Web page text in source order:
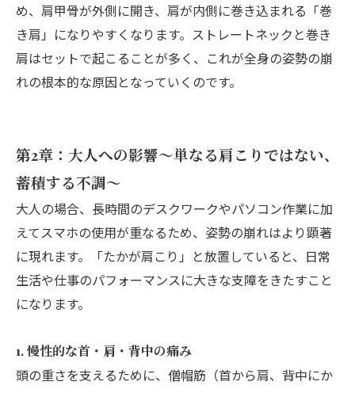
め、肩甲骨が外側に開き、肩が内側に巻き込まれる「巻
き肩」になりやすくなります。ストレートネックと巻き
肩はセットで起こることが多く、これが全身の姿勢の崩
れの根本的な原因となっていくのです。
第2章：大人への影響〜単なる肩こりではない、
蓄積する不調〜
大人の場合、長時間のデスクワークやパソコン作業に加
えてスマホの使用が重なるため、姿勢の崩れはより顕著
に現れます。「たかが肩こり」と放置していると、日常
生活や仕事のパフォーマンスに大きな支障をきたすこと
になります。
1. 慢性的な首・肩・背中の痛み
頭の重さを支えるために、僧帽筋（首から肩、背中にか